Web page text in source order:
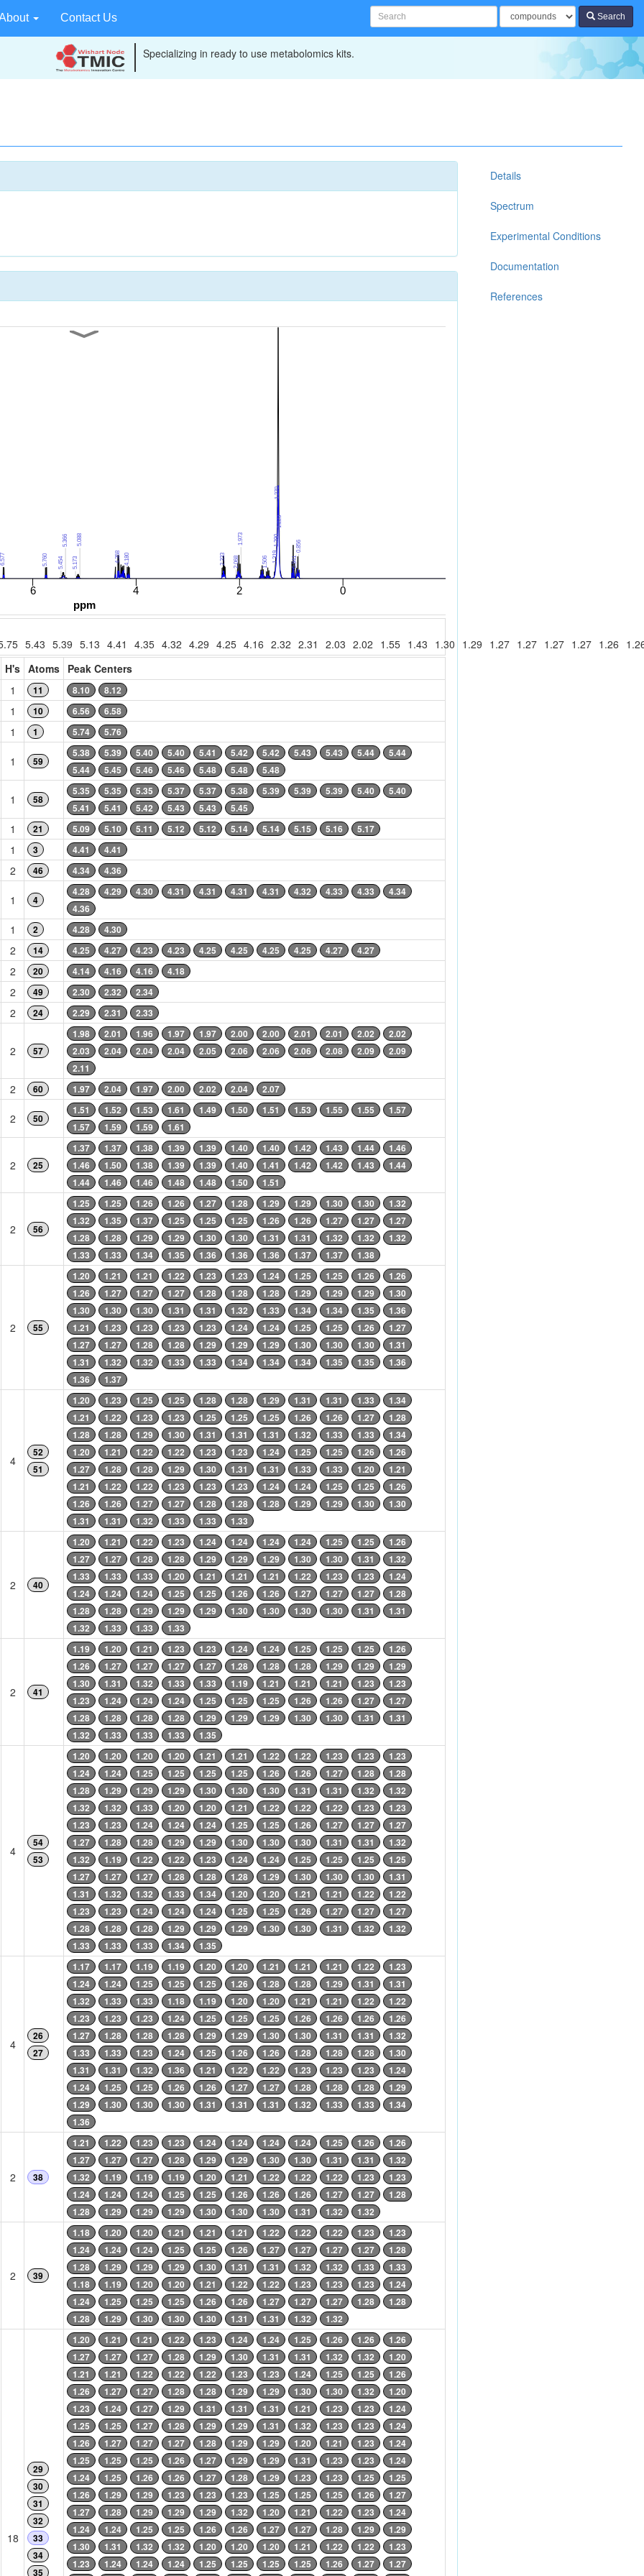
Contact Us Search
Specializing in ready to use metabolomics kits.
5.43 5.39 5.13 4.41 4.35 4.32 4.29 4.25 4.16 2.32 2.31 2.03 2.02 1.55 1.43 1.30 1.29 1.27 1.27 1.27 1.27 1.26
H's Atoms Peak Centers
1 11 8.10 8.12
1 10 6.56 6.58
1 1 5.74 5.76
1 59
5.38 5.39 5.40 5.40 5.41 5.42 5.42 5.43 5.43 5.44
5.44
5.44
5.45 5.46 5.46 5.48 5.48 5.48
1 58
5.35 5.35 5.35 5.37 5.37 5.38 5.39 5.39 5.39 5.40
5.40
5.41
5.41 5.42 5.43 5.43 5.45
1 21 5.09 5.10 5.11 5.12 5.12 5.14 5.14 5.15 5.16 5.17
1 3 4.41 4.41
2 46 4.34 4.36
1 4
4.28 4.29 4.30 4.31 4.31 4.31 4.31 4.32 4.33 4.33
4.34
4.36
1 2 4.28 4.30
2 14 4.25 4.27 4.23 4.23 4.25 4.25 4.25 4.25 4.27 4.27
2 20 4.14 4.16 4.16 4.18
2 49 2.30 2.32 2.34
2 24 2.29 2.31 2.33
2 57
1.98 2.01 1.96 1.97 1.97 2.00 2.00 2.01 2.01 2.02
2.02
2.03
2.04 2.04 2.04 2.05 2.06 2.06 2.06 2.08 2.09
2.09
2.11
2 60 1.97 2.04 1.97 2.00 2.02 2.04 2.07
2 50
1.51 1.52 1.53 1.61 1.49 1.50 1.51 1.53 1.55 1.55
1.57
1.57
1.59 1.59 1.61
2 25
1.37 1.37 1.38 1.39 1.39 1.40 1.40 1.42 1.43 1.44
1.46
1.46
1.50 1.38 1.39 1.39 1.40 1.41 1.42 1.42 1.43
1.44
1.44
1.46 1.46 1.48 1.48 1.50 1.51
2 56
1.25 1.25 1.26 1.26 1.27 1.28 1.29 1.29 1.30 1.30
1.32
1.32
1.35 1.37 1.25 1.25 1.25 1.26 1.26 1.27 1.27
1.27
1.28
1.28 1.29 1.29 1.30 1.30 1.31 1.31 1.32 1.32
1.32
1.33
1.33 1.34 1.35 1.36 1.36 1.36 1.37 1.37 1.38
2 55
1.20 1.21 1.21 1.22 1.23 1.23 1.24 1.25 1.25 1.26
1.26
1.26
1.27 1.27 1.27 1.28 1.28 1.28 1.29 1.29 1.29
1.30
1.30
1.30 1.30 1.31 1.31 1.32 1.33 1.34 1.34 1.35
1.36
1.21
1.23 1.23 1.23 1.23 1.24 1.24 1.25 1.25 1.26
1.27
1.27
1.27 1.28 1.28 1.29 1.29 1.29 1.30 1.30 1.30
1.31
1.31
1.32 1.32 1.33 1.33 1.34 1.34 1.34 1.35 1.35
1.36
1.36
1.37
4
52
51
1.20 1.23 1.25 1.25 1.28 1.28 1.29 1.31 1.31 1.33
1.34
1.21
1.22 1.23 1.23 1.25 1.25 1.25 1.26 1.26 1.27
1.28
1.28
1.28 1.29 1.30 1.31 1.31 1.31 1.32 1.33 1.33
1.34
1.20
1.21 1.22 1.22 1.23 1.23 1.24 1.25 1.25 1.26
1.26
1.27
1.28 1.28 1.29 1.30 1.31 1.31 1.33 1.33 1.20
1.21
1.21
1.22 1.22 1.23 1.23 1.23 1.24 1.24 1.25 1.25
1.26
1.26
1.26 1.27 1.27 1.28 1.28 1.28 1.29 1.29 1.30
1.30
1.31
1.31 1.32 1.33 1.33 1.33
2 40
1.20 1.21 1.22 1.23 1.24 1.24 1.24 1.24 1.25 1.25
1.26
1.27
1.27 1.28 1.28 1.29 1.29 1.29 1.30 1.30 1.31
1.32
1.33
1.33 1.33 1.20 1.21 1.21 1.21 1.22 1.23 1.23
1.24
1.24
1.24 1.24 1.25 1.25 1.26 1.26 1.27 1.27 1.27
1.28
1.28
1.28 1.29 1.29 1.29 1.30 1.30 1.30 1.30 1.31
1.31
1.32
1.33 1.33 1.33
2 41
1.19 1.20 1.21 1.23 1.23 1.24 1.24 1.25 1.25 1.25
1.26
1.26
1.27 1.27 1.27 1.27 1.28 1.28 1.28 1.29 1.29
1.29
1.30
1.31 1.32 1.33 1.33 1.19 1.21 1.21 1.21 1.23
1.23
1.23
1.24 1.24 1.24 1.25 1.25 1.25 1.26 1.26 1.27
1.27
1.28
1.28 1.28 1.28 1.29 1.29 1.29 1.30 1.30 1.31
1.31
1.32
1.33 1.33 1.33 1.35
4
54
53
1.20 1.20 1.20 1.20 1.21 1.21 1.22 1.22 1.23 1.23
1.23
1.24
1.24 1.25 1.25 1.25 1.25 1.26 1.26 1.27 1.28
1.28
1.28
1.29 1.29 1.29 1.30 1.30 1.30 1.31 1.31 1.32
1.32
1.32
1.32 1.33 1.20 1.20 1.21 1.22 1.22 1.22 1.23
1.23
1.23
1.23 1.24 1.24 1.24 1.25 1.25 1.26 1.27 1.27
1.27
1.27
1.28 1.28 1.29 1.29 1.30 1.30 1.30 1.31 1.31
1.32
1.32
1.19 1.22 1.22 1.23 1.24 1.24 1.25 1.25 1.25
1.25
1.27
1.27 1.27 1.28 1.28 1.28 1.29 1.30 1.30 1.30
1.31
1.31
1.32 1.32 1.33 1.34 1.20 1.20 1.21 1.21 1.22
1.22
1.23
1.23 1.24 1.24 1.24 1.25 1.25 1.26 1.27 1.27
1.27
1.28
1.28 1.28 1.29 1.29 1.29 1.30 1.30 1.31 1.32
1.32
1.33
1.33 1.33 1.34 1.35
4
26
27
1.17 1.17 1.19 1.19 1.20 1.20 1.21 1.21 1.21 1.22
1.23
1.24
1.24 1.25 1.25 1.25 1.26 1.28 1.28 1.29 1.31
1.31
1.32
1.33 1.33 1.18 1.19 1.20 1.20 1.21 1.21 1.22
1.22
1.23
1.23 1.23 1.24 1.25 1.25 1.25 1.26 1.26 1.26
1.26
1.27
1.28 1.28 1.28 1.29 1.29 1.30 1.30 1.31 1.31
1.32
1.33
1.33 1.23 1.24 1.25 1.26 1.26 1.28 1.28 1.28
1.30
1.31
1.31 1.32 1.36 1.21 1.22 1.22 1.23 1.23 1.23
1.24
1.24
1.25 1.25 1.26 1.26 1.27 1.27 1.28 1.28 1.28
1.29
1.29
1.30 1.30 1.30 1.31 1.31 1.31 1.32 1.33 1.33
1.34
1.36
2 38
1.21 1.22 1.23 1.23 1.24 1.24 1.24 1.24 1.25 1.26
1.26
1.27
1.27 1.27 1.28 1.29 1.29 1.30 1.30 1.31 1.31
1.32
1.32
1.19 1.19 1.19 1.20 1.21 1.22 1.22 1.22 1.23
1.23
1.24
1.24 1.24 1.25 1.25 1.26 1.26 1.26 1.27 1.27
1.28
1.28
1.29 1.29 1.29 1.30 1.30 1.30 1.31 1.32 1.32
2 39
1.18 1.20 1.20 1.21 1.21 1.21 1.22 1.22 1.22 1.23
1.23
1.24
1.24 1.24 1.25 1.25 1.26 1.27 1.27 1.27 1.27
1.28
1.28
1.29 1.29 1.29 1.30 1.31 1.31 1.32 1.32 1.33
1.33
1.18
1.19 1.20 1.20 1.21 1.22 1.22 1.23 1.23 1.23
1.24
1.24
1.25 1.25 1.25 1.26 1.26 1.27 1.27 1.27 1.28
1.28
1.28
1.29 1.30 1.30 1.30 1.31 1.31 1.32 1.32
18
29
30
31
32
33
34
35
1.20 1.21 1.21 1.22 1.23 1.24 1.24 1.25 1.26 1.26
1.26
1.27
1.27 1.27 1.28 1.29 1.30 1.31 1.31 1.32 1.32
1.20
1.21
1.21 1.22 1.22 1.22 1.23 1.23 1.24 1.25 1.25
1.26
1.26
1.27 1.27 1.28 1.28 1.29 1.29 1.30 1.30 1.32
1.20
1.23
1.24 1.27 1.29 1.31 1.31 1.31 1.21 1.23 1.23
1.24
1.25
1.25 1.27 1.28 1.29 1.29 1.31 1.32 1.23 1.23
1.24
1.26
1.27 1.27 1.27 1.28 1.29 1.29 1.20 1.21 1.23
1.24
1.25
1.25 1.25 1.26 1.27 1.29 1.29 1.31 1.23 1.23
1.24
1.24
1.25 1.26 1.26 1.27 1.28 1.29 1.23 1.23 1.25
1.25
1.26
1.29 1.29 1.23 1.23 1.23 1.25 1.25 1.25 1.26
1.27
1.27
1.28 1.29 1.29 1.29 1.32 1.20 1.21 1.22 1.23
1.24
1.24
1.24 1.25 1.25 1.26 1.26 1.27 1.27 1.28 1.29
1.29
1.30
1.31 1.32 1.32 1.20 1.20 1.20 1.21 1.22 1.22
1.23
1.23
1.24 1.24 1.24 1.25 1.25 1.25 1.25 1.26 1.27
1.27
Details
Spectrum
Experimental Conditions
Documentation
References